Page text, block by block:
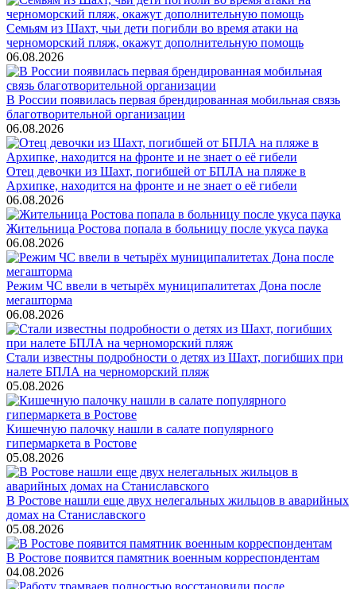
Семьям из Шахт, чьи дети погибли во время атаки на
черноморский пляж, окажут дополнительную помощь
06.08.2026
В России появилась первая брендированная мобильная связь
благотворительной организации
06.08.2026
Отец девочки из Шахт, погибшей от БПЛА на пляже в
Архипке, находится на фронте и не знает о её гибели
06.08.2026
Жительница Ростова попала в больницу после укуса паука
06.08.2026
Режим ЧС ввели в четырёх муниципалитетах Дона после
мегашторма
06.08.2026
Стали известны подробности о детях из Шахт, погибших при
налете БПЛА на черноморский пляж
05.08.2026
Кишечную палочку нашли в салате популярного
гипермаркета в Ростове
05.08.2026
В Ростове нашли еще двух нелегальных жильцов в аварийных
домах на Станиславского
05.08.2026
В Ростове появится памятник военным корреспондентам
04.08.2026